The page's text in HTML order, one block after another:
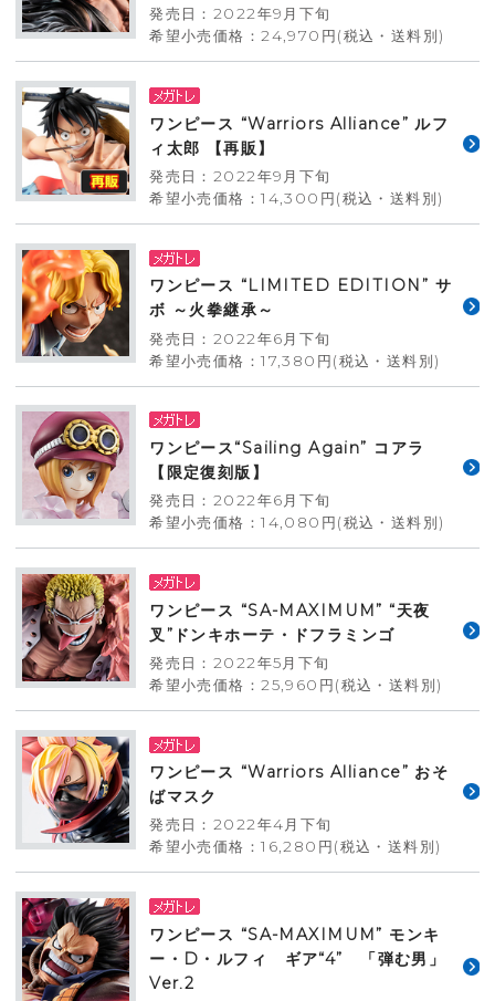
発売日：2022年9月下旬
希望小売価格：24,970円(税込・送料別)
ワンピース “Warriors Alliance” ルフ
ィ太郎 【再販】
発売日：2022年9月下旬
希望小売価格：14,300円(税込・送料別)
ワンピース “LIMITED EDITION” サ
ボ ～火拳継承～
発売日：2022年6月下旬
希望小売価格：17,380円(税込・送料別)
ワンピース“Sailing Again” コアラ
【限定復刻版】
発売日：2022年6月下旬
希望小売価格：14,080円(税込・送料別)
ワンピース “SA-MAXIMUM” “天夜
叉”ドンキホーテ・ドフラミンゴ
発売日：2022年5月下旬
希望小売価格：25,960円(税込・送料別)
ワンピース “Warriors Alliance” おそ
ばマスク
発売日：2022年4月下旬
希望小売価格：16,280円(税込・送料別)
ワンピース “SA-MAXIMUM” モンキ
ー・D・ルフィ ギア“4” 「弾む男」
Ver.2